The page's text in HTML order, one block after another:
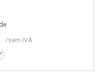
/sem IVA